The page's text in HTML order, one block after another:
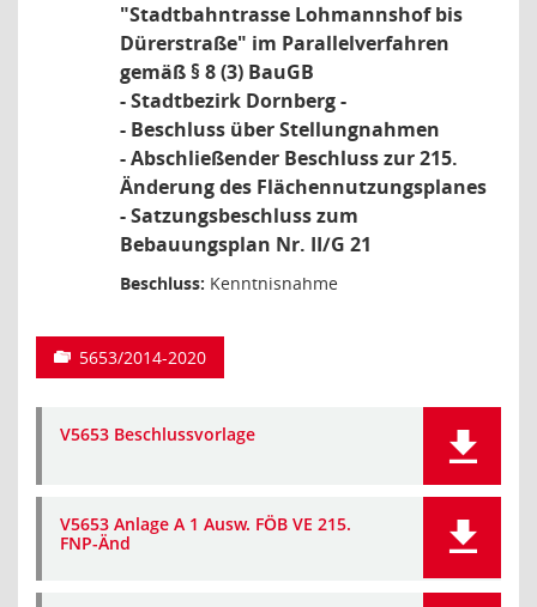
"Stadtbahntrasse Lohmannshof bis
Dürerstraße" im Parallelverfahren
gemäß § 8 (3) BauGB
- Stadtbezirk Dornberg -
- Beschluss über Stellungnahmen
- Abschließender Beschluss zur 215.
Änderung des Flächennutzungsplanes
- Satzungsbeschluss zum
Bebauungsplan Nr. II/G 21
Beschluss: Kenntnisnahme
5653/2014-2020
V5653 Beschlussvorlage
V5653 Anlage A 1 Ausw. FÖB VE 215.
FNP-Änd